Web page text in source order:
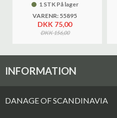
1 STK På lager
VARENR: 55895
DKK 75,00
DKK 156,00
INFORMATION
DANAGE OF SCANDINAVIA